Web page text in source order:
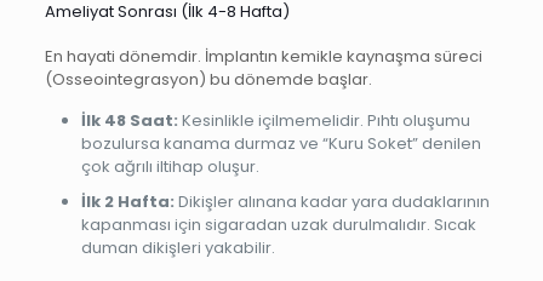
Ameliyat Sonrası (İlk 4-8 Hafta)
En hayati dönemdir. İmplantın kemikle kaynaşma süreci
(Osseointegrasyon) bu dönemde başlar.
İlk 48 Saat: Kesinlikle içilmemelidir. Pıhtı oluşumu
bozulursa kanama durmaz ve “Kuru Soket” denilen
çok ağrılı iltihap oluşur.
İlk 2 Hafta: Dikişler alınana kadar yara dudaklarının
kapanması için sigaradan uzak durulmalıdır. Sıcak
duman dikişleri yakabilir.